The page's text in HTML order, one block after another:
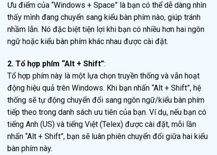
Ưu điểm của “Windows + Space” là bạn có thể dễ dàng nhìn
thấy mình đang chuyển sang kiểu bàn phím nào, giúp tránh
nhầm lẫn. Nó đặc biệt tiện lợi khi bạn có nhiều hơn hai ngôn
ngữ hoặc kiểu bàn phím khác nhau được cài đặt.
2. Tổ hợp phím “Alt + Shift”:
Tổ hợp phím này là một lựa chọn truyền thống và vẫn hoạt
động hiệu quả trên Windows. Khi bạn nhấn “Alt + Shift”, hệ
thống sẽ tự động chuyển đổi sang ngôn ngữ/kiểu bàn phím
tiếp theo trong danh sách ưu tiên của bạn. Ví dụ, nếu bạn có
tiếng Anh (US) và tiếng Việt (Telex) được cài đặt, mỗi lần
nhấn “Alt + Shift”, bạn sẽ luân phiên chuyển đổi giữa hai kiểu
bàn phím này.